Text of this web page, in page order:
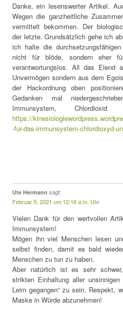
Danke, ein lesenswerter Artikel.
Wegen die ganzheitliche
vermittelt bekommen. Der
der letzte. Grundsätzlich gehe ich
ich halte die
nicht für blöde, sondern eher
verantwortungslos. All das Elend
Unvermögen sondern aus dem
der Hackordnung oben
Gedanken mal
Immunsystem,
https://
-fur-das-immunsystem-chlordioxyd-
Ute Hermann sagt:
Februar 5, 2021 um 12:16 a.m. Uhr
Vielen Dank für den wertvollen
Immunsystem!
Mögen ihn viel Menschen lesen
selbst finden, damit es bald
Menschen zu tun zu haben.
Aber natürlich ist es sehr
strikten Einhaltung aller
Leim gegangen“ zu sein. Respekt,
Maske in Würde abzunehmen!